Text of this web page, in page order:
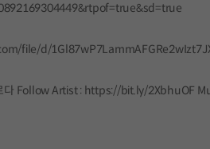
file/d/
르다 Follow Artist : https://bit.ly/